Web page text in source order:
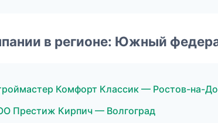
в регионе: Южный
Комфорт Классик — Ростов-на-
Престиж Кирпич — Волгоград